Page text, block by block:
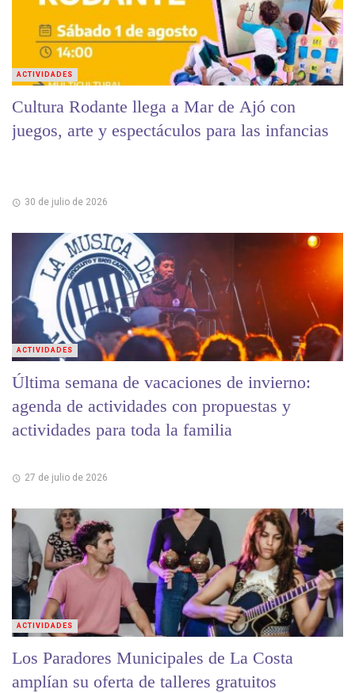
Cultura Rodante llega a Mar de Ajó con
juegos, arte y espectáculos para las infancias
30 de julio de 2026
ACTIVIDADES
Última semana de vacaciones de invierno:
agenda de actividades con propuestas y
actividades para toda la familia
27 de julio de 2026
ACTIVIDADES
Los Paradores Municipales de La Costa
amplían su oferta de talleres gratuitos
ACTIVIDADES